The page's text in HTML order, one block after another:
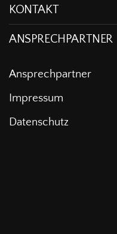
KONTAKT
ANSPRECHPARTNER
Ansprechpartner
Impressum
Datenschutz